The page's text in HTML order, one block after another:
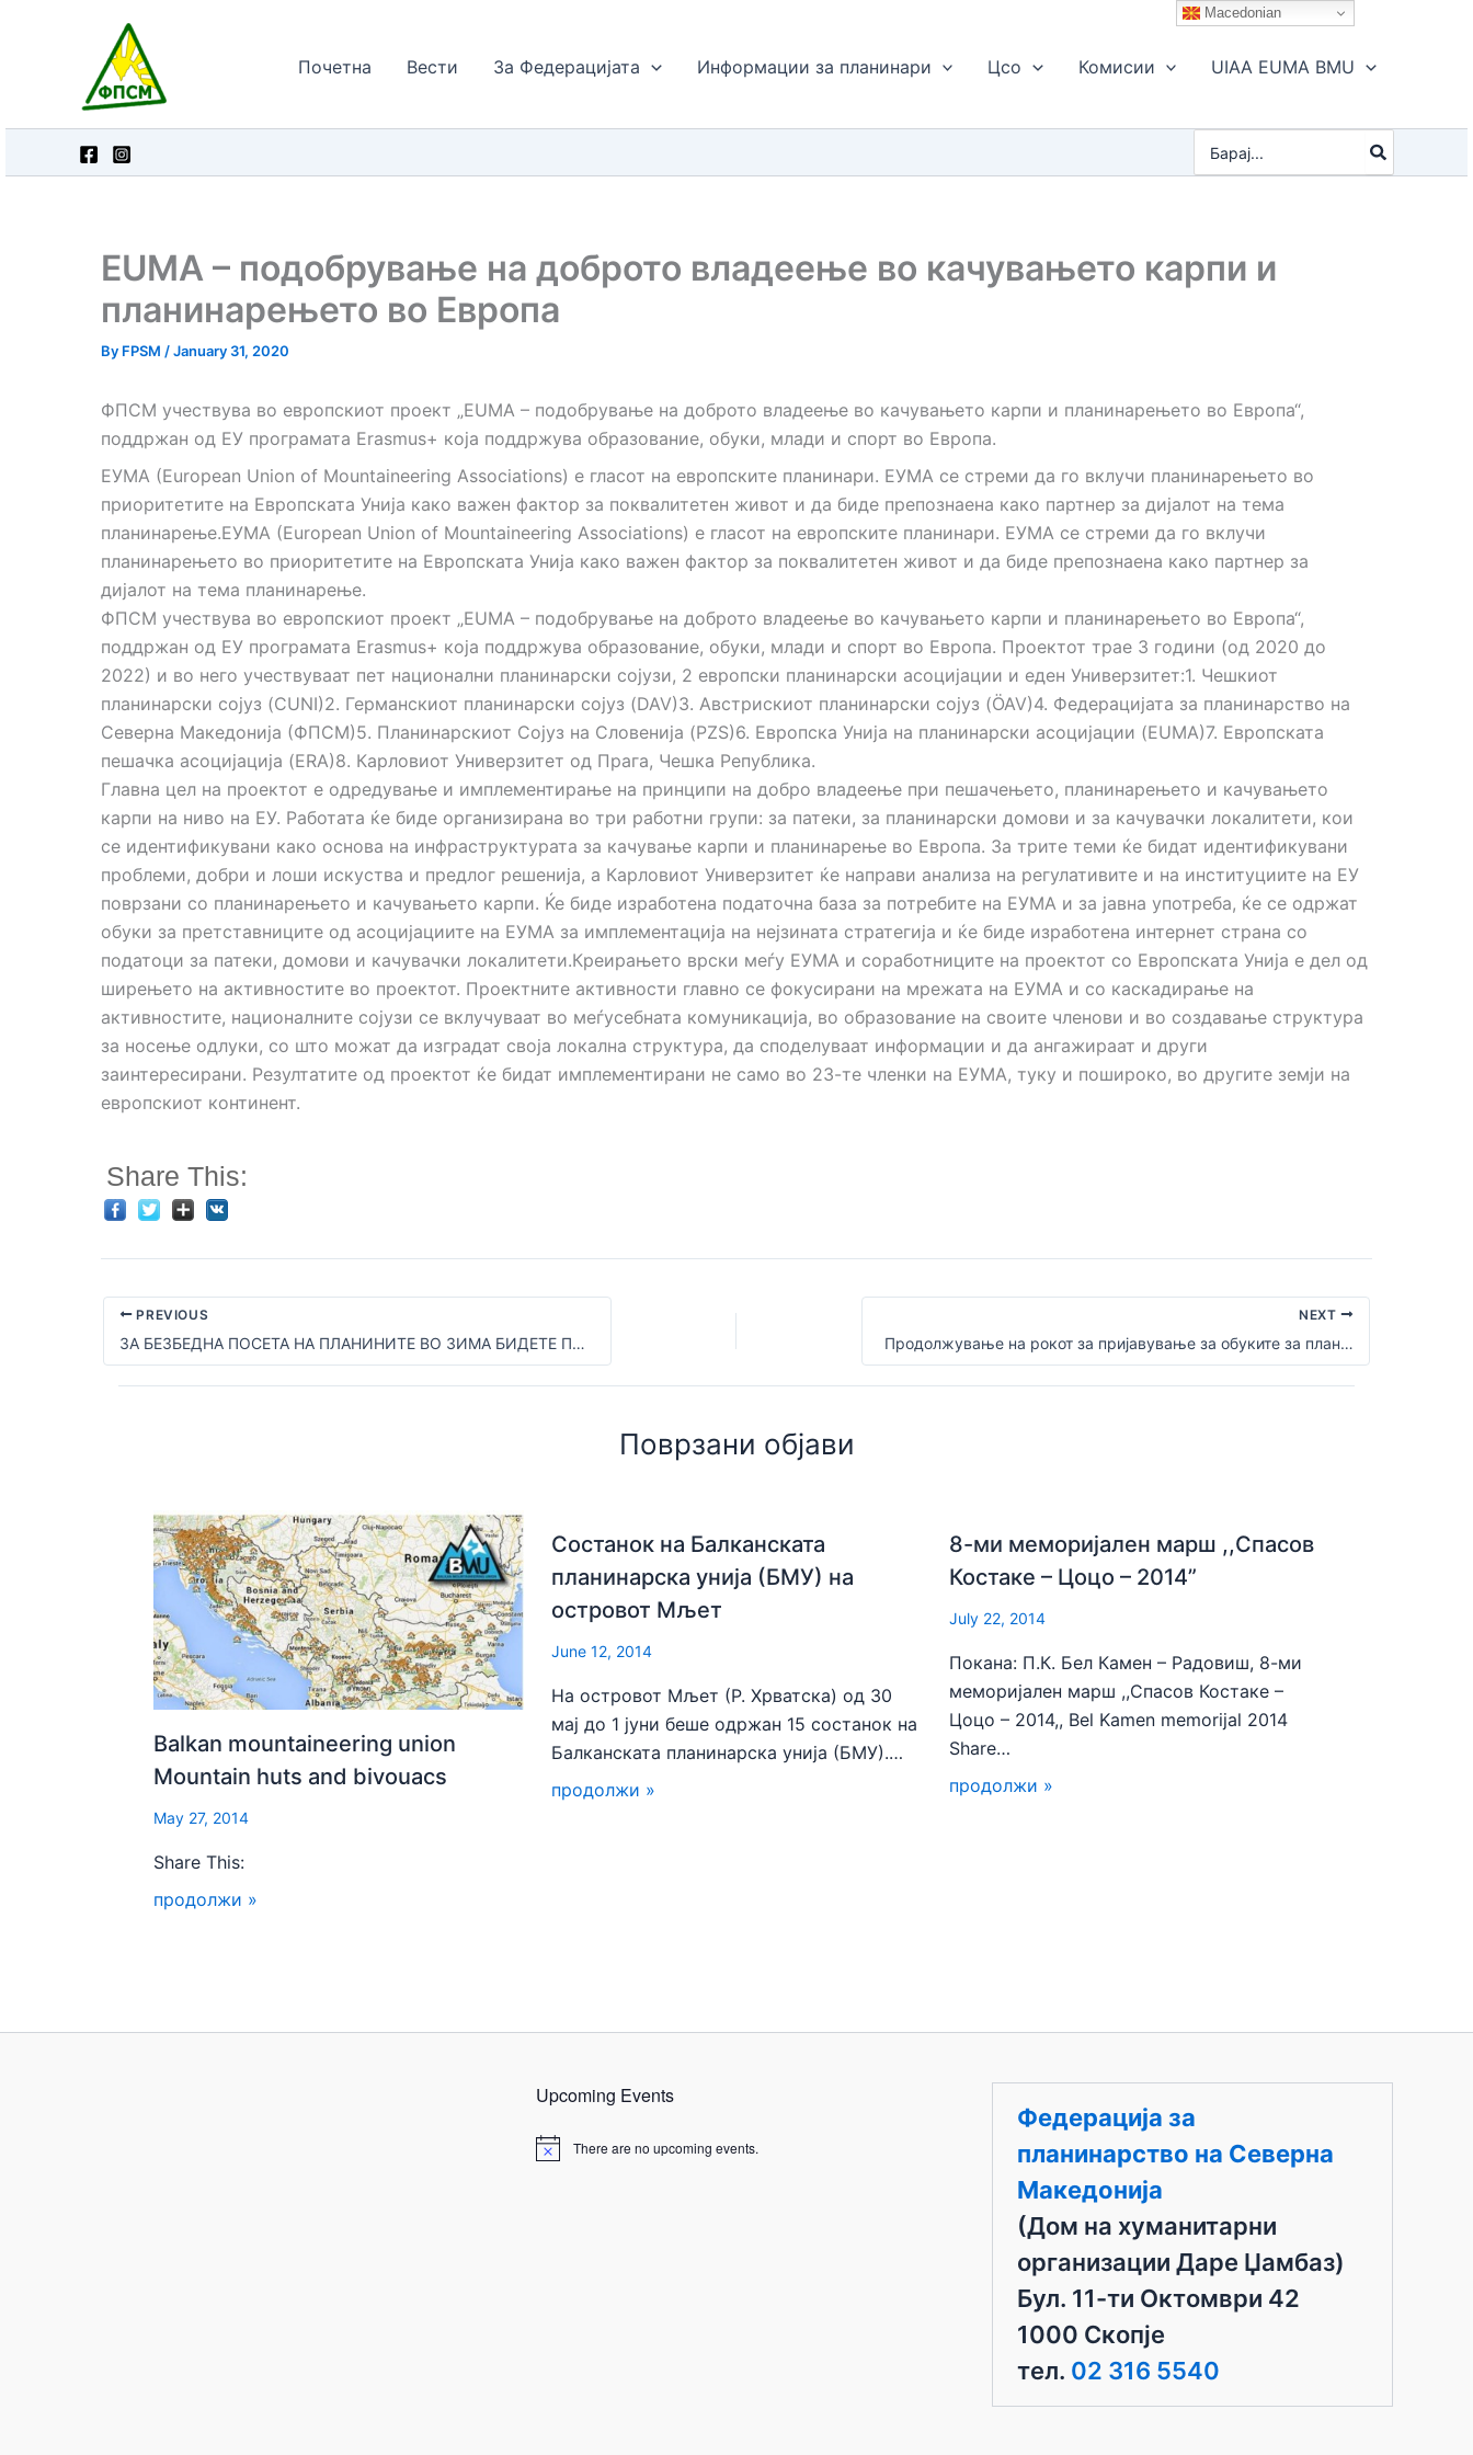
Почетна Вести За Федерацијата Информации за планинари Цсо Комисии UIAA EUMA BMU
for:
EUMA – подобрување на доброто владеење во качувањето карпи и
планинарењето во Европа
By FPSM /January 31, 2020
ФПСМ учествува во европскиот проект „EUMA – подобрување на доброто владеење во качувањето карпи и планинарењето во Европа“,
поддржан од ЕУ програмата Erasmus+ која поддржува образование, обуки, млади и спорт во Европа.
ЕУМА (European Union of Mountaineering Associations) е гласот на европските планинари. ЕУМА се стреми да го вклучи планинарењето во
приоритетите на Европската Унија како важен фактор за поквалитетен живот и да биде препознаена како партнер за дијалот на тема
планинарење.ЕУМА (European Union of Mountaineering Associations) е гласот на европските планинари. ЕУМА се стреми да го вклучи
планинарењето во приоритетите на Европската Унија како важен фактор за поквалитетен живот и да биде препознаена како партнер за
дијалот на тема планинарење.
ФПСМ учествува во европскиот проект „EUMA – подобрување на доброто владеење во качувањето карпи и планинарењето во Европа“,
поддржан од ЕУ програмата Erasmus+ која поддржува образование, обуки, млади и спорт во Европа. Проектот трае 3 години (од 2020 до
2022) и во него учествуваат пет национални планинарски сојузи, 2 европски планинарски асоцијации и еден Универзитет:1. Чешкиот
планинарски сојуз (CUNI)2. Германскиот планинарски сојуз (DAV)3. Австрискиот планинарски сојуз (ÖAV)4. Федерацијата за планинарство на
Северна Македонија (ФПСМ)5. Планинарскиот Сојуз на Словенија (PZS)6. Европска Унија на планинарски асоцијации (EUMA)7. Европската
пешачка асоцијација (ERA)8. Карловиот Универзитет од Прага, Чешка Република.
Главна цел на проектот е одредување и имплементирање на принципи на добро владеење при пешачењето, планинарењето и качувањето
карпи на ниво на ЕУ. Работата ќе биде организирана во три работни групи: за патеки, за планинарски домови и за качувачки локалитети, кои
се идентификувани како основа на инфраструктурата за качување карпи и планинарење во Европа. За трите теми ќе бидат идентификувани
проблеми, добри и лоши искуства и предлог решенија, а Карловиот Универзитет ќе направи анализа на регулативите и на институциите на ЕУ
поврзани со планинарењето и качувањето карпи. Ќе биде изработена податочна база за потребите на ЕУМА и за јавна употреба, ќе се одржат
обуки за претставниците од асоцијациите на ЕУМА за имплементација на нејзината стратегија и ќе биде изработена интернет страна со
податоци за патеки, домови и качувачки локалитети.Креирањето врски меѓу ЕУМА и соработниците на проектот со Европската Унија е дел од
ширењето на активностите во проектот. Проектните активности главно се фокусирани на мрежата на ЕУМА и со каскадирање на
активностите, националните сојузи се вклучуваат во меѓусебната комуникација, во образование на своите членови и во создавање структура
за носење одлуки, со што можат да изградат своја локална структура, да споделуваат информации и да ангажираат и други
заинтересирани. Резултатите од проектот ќе бидат имплементирани не само во 23-те членки на ЕУМА, туку и пошироко, во другите земји на
европскиот континент.
Share This:
PREVIOUS
ЗА БЕЗБЕДНА ПОСЕТА НА ПЛАНИНИТЕ ВО ЗИМА БИДЕТЕ ПОДГОТВЕНИ И ОДГОВОРНИ
NEXT
Продолжување на рокот за пријавување за обуките за планинарски водичи
Поврзани објави
Balkan mountaineering union
Mountain huts and bivouacs
May 27, 2014
Share This:
продолжи »
Состанок на Балканската
планинарска унија (БМУ) на
островот Мљет
June 12, 2014
На островот Мљет (Р. Хрватска) од 30
мај до 1 јуни беше одржан 15 состанок на
Балканската планинарска унија (БМУ).…
продолжи »
8-ми меморијален марш ,,Спасов
Костаке – Цоцо – 2014”
July 22, 2014
Покана: П.К. Бел Камен – Радовиш, 8-ми
меморијален марш ,,Спасов Костаке –
Цоцо – 2014,, Bel Kamen memorijal 2014
Share…
продолжи »
Upcoming Events
N
There are no upcoming events.
Федерација за
планинарство на Северна
Македонија
(Дом на хуманитарни
организации Даре Џамбаз)
Бул. 11-ти Октомври 42
1000 Скопје
тел. 02 316 5540
Macedonian